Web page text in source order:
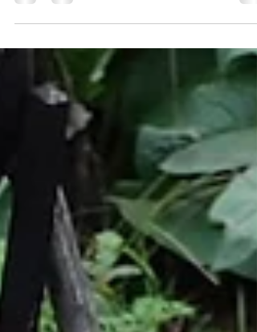
à La Bridoire. Trois parcours de randonnée pour
(re)découvrir les environs de La...